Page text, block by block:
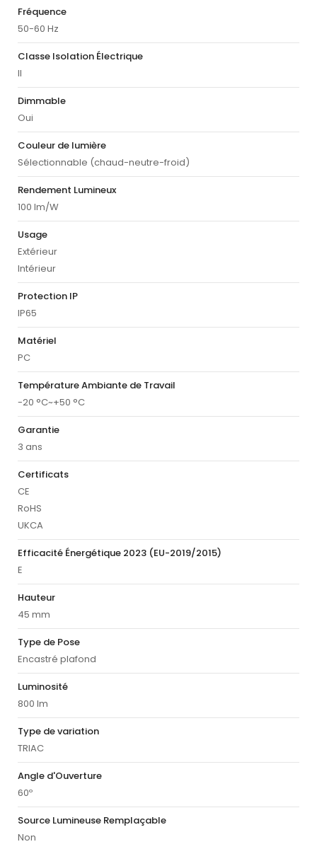
Fréquence
50-60 Hz
Classe Isolation Électrique
II
Dimmable
Oui
Couleur de lumière
Sélectionnable (chaud-neutre-froid)
Rendement Lumineux
100 lm/W
Usage
Extérieur
Intérieur
Protection IP
IP65
Matériel
PC
Température Ambiante de Travail
-20 °C~+50 °C
Garantie
3 ans
Certificats
CE
RoHS
UKCA
Efficacité Énergétique 2023 (EU-2019/2015)
E
Hauteur
45 mm
Type de Pose
Encastré plafond
Luminosité
800 lm
Type de variation
TRIAC
Angle d'Ouverture
60º
Source Lumineuse Remplaçable
Non